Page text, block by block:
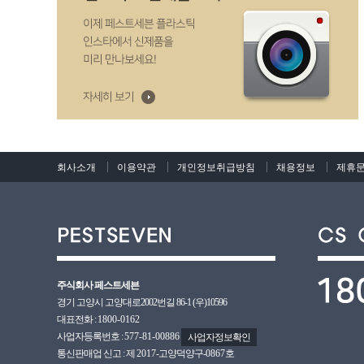
회사소개 이용약관 개인정보취급방침 채용정보 제휴
주식회사 페스트세븐
경기 고양시 고양대로2002번길 86-1 (우)10596
대표전화 :1800-0162
사업자등록번호 :577-81-00886
사업자정보확인
통신판매업 신고 : 제 2017-고양덕양구-0867호